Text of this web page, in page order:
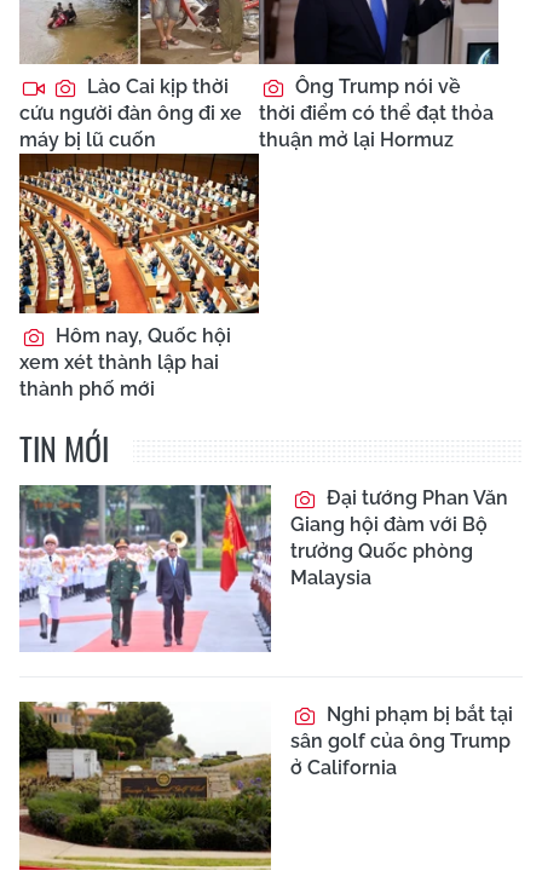
Lào Cai kịp thời
cứu người đàn ông đi xe
máy bị lũ cuốn
Ông Trump nói về
thời điểm có thể đạt thỏa
thuận mở lại Hormuz
Hôm nay, Quốc hội
xem xét thành lập hai
thành phố mới
TIN MỚI
Đại tướng Phan Văn
Giang hội đàm với Bộ
trưởng Quốc phòng
Malaysia
Nghi phạm bị bắt tại
sân golf của ông Trump
ở California